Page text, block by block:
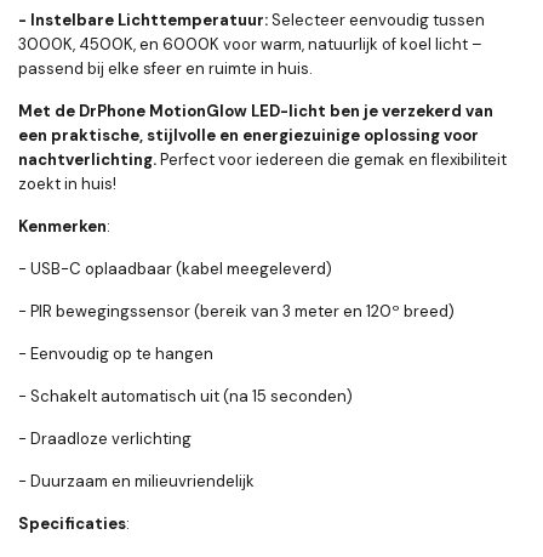
- Instelbare Lichttemperatuur:Selecteer eenvoudig tussen
3000K, 4500K, en 6000K voor warm, natuurlijk of koel licht –
passend bij elke sfeer en ruimte in huis.
Met de DrPhone MotionGlow LED-licht ben je verzekerd van
een praktische, stijlvolle en energiezuinige oplossing voor
nachtverlichting.Perfect voor iedereen die gemak en flexibiliteit
zoekt in huis!
Kenmerken:
- USB-C oplaadbaar (kabel meegeleverd)
- PIR bewegingssensor (bereik van 3 meter en 120º breed)
- Eenvoudig op te hangen
- Schakelt automatisch uit (na 15 seconden)
- Draadloze verlichting
- Duurzaam en milieuvriendelijk
Specificaties: